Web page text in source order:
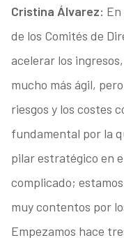
Cristina Álvarez:
de los Comités de
acelerar los
mucho más ágil,
riesgos y los costes
fundamental por la
pilar estratégico en
complicado;
muy contentos por
Empezamos hace